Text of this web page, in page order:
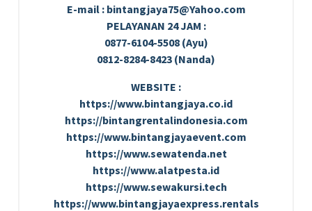
E-mail : bintangjaya75@Yahoo.com
PELAYANAN 24 JAM :
0877-6104-5508 (Ayu)
0812-8284-8423 (Nanda)
WEBSITE :
https://www.bintangjaya.co.id
https://bintangrentalindonesia.com
https://www.bintangjayaevent.com
https://www.sewatenda.net
https://www.alatpesta.id
https://www.sewakursi.tech
https://www.bintangjayaexpress.rentals